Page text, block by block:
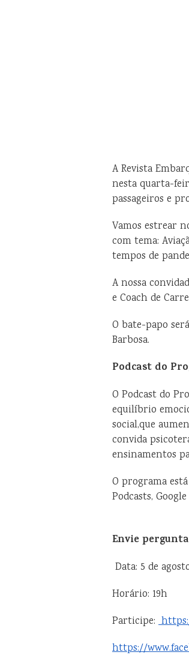
A Revista
nesta quarta-
passageiros e
Vamos estrear
com tema:
tempos de
A nossa
e Coach de
O bate-papo
Barbosa.
Podcast do
O Podcast do
equilíbrio
social,que
convida
ensinamentos
O programa
Podcasts,
Envie
Data: 5 de
Horário: 19h
Participe:
https://